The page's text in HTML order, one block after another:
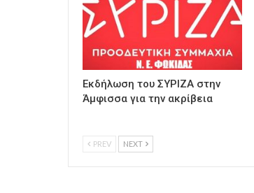
Εκδήλωση του ΣΥΡΙΖΑ στην
Άμφισσα για την ακρίβεια
PREV NEXT